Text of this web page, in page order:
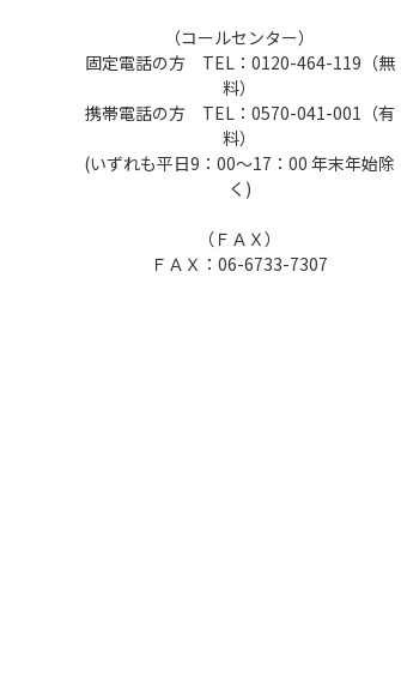
（コールセンター）
固定電話の方 TEL：0120-464-119（無
料）
携帯電話の方 TEL：0570-041-001（有
料）
(いずれも平日9：00～17：00 年末年始除
く)
（ＦＡＸ）
ＦＡＸ：06-6733-7307